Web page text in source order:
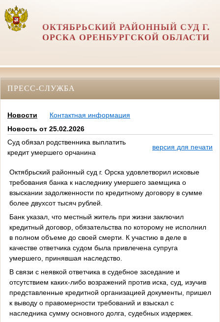
ОКТЯБРЬСКИЙ РАЙОННЫЙ СУД Г.
ОРСКА ОРЕНБУРГСКОЙ ОБЛАСТИ
ПРЕСС-СЛУЖБА
Новости
Контактная информация
Новость от 25.02.2026
Суд обязал родственника выплатить
кредит умершего орчанина
версия для печати
Октябрьский районный суд г. Орска удовлетворил исковые
требования банка к наследнику умершего заемщика о
взыскании задолженности по кредитному договору в сумме
более двухсот тысяч рублей.
Банк указал, что местный житель при жизни заключил
кредитный договор, обязательства по которому не исполнил
в полном объеме до своей смерти. К участию в деле в
качестве ответчика судом была привлечена супруга
умершего, принявшая наследство.
В связи с неявкой ответчика в судебное заседание и
отсутствием каких-либо возражений против иска, суд, изучив
представленные кредитной организацией документы, пришел
к выводу о правомерности требований и взыскал с
наследника сумму основного долга, судебных издержек.